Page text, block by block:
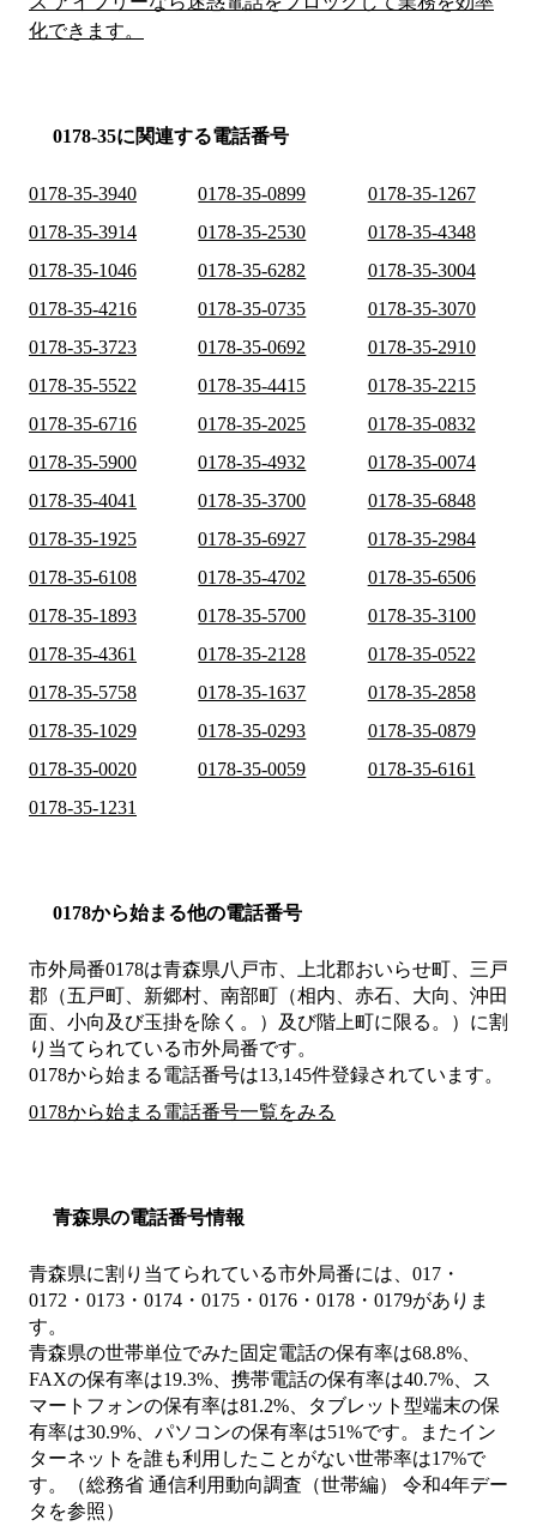
化できます。
0178-35に関連する電話番号
0178-35-3940 0178-35-0899
0178-35-1267
0178-35-3914
0178-35-2530
0178-35-4348
0178-35-1046
0178-35-6282
0178-35-3004
0178-35-4216
0178-35-0735
0178-35-3070
0178-35-3723
0178-35-0692
0178-35-2910
0178-35-5522
0178-35-4415
0178-35-2215
0178-35-6716
0178-35-2025
0178-35-0832
0178-35-5900
0178-35-4932
0178-35-0074
0178-35-4041
0178-35-3700
0178-35-6848
0178-35-1925
0178-35-6927
0178-35-2984
0178-35-6108
0178-35-4702
0178-35-6506
0178-35-1893
0178-35-5700
0178-35-3100
0178-35-4361
0178-35-2128
0178-35-0522
0178-35-5758
0178-35-1637
0178-35-2858
0178-35-1029
0178-35-0293
0178-35-0879
0178-35-0020
0178-35-0059
0178-35-6161
0178-35-1231
0178から始まる他の電話番号
市外局番0178は青森県八戸市、上北郡おいらせ町、三戸
郡（五戸町、新郷村、南部町（相内、赤石、大向、沖田
面、小向及び玉掛を除く。）及び階上町に限る。） に割
り当てられている市外局番です。
0178から始まる電話番号は13,145件登録されています。
0178から始まる電話番号一覧をみる
青森県の電話番号情報
青森県に割り当てられている市外局番には、017・
0172・0173・0174・0175・0176・0178・0179がありま
す。
青森県の世帯単位でみた固定電話の保有率は68.8%、
FAXの保有率は19.3%、携帯電話の保有率は40.7%、ス
マートフォンの保有率は81.2%、タブレット型端末の保
有率は30.9%、パソコンの保有率は51%です。またイン
ターネットを誰も利用したことがない世帯率は17%で
す。（総務省 通信利用動向調査（世帯編） 令和4年デー
タを参照）